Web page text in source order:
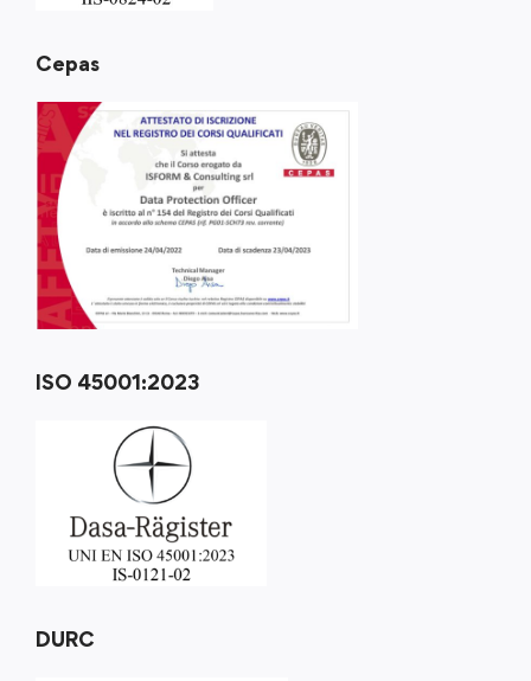
Cepas
ISO 45001:2023
DURC